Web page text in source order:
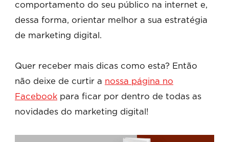
comportamento do seu público na internet e,
dessa forma, orientar melhor a sua estratégia
de marketing digital.
Quer receber mais dicas como esta? Então
não deixe de curtir a nossa página no
Facebook para ficar por dentro de todas as
novidades do marketing digital!